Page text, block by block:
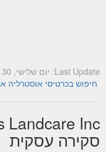
Last Update: יום שלישי, 30 בנובמבר 2021
חיפוש בכרטיסי אוסטרליה
Landcare Inc
סקירה עסקית